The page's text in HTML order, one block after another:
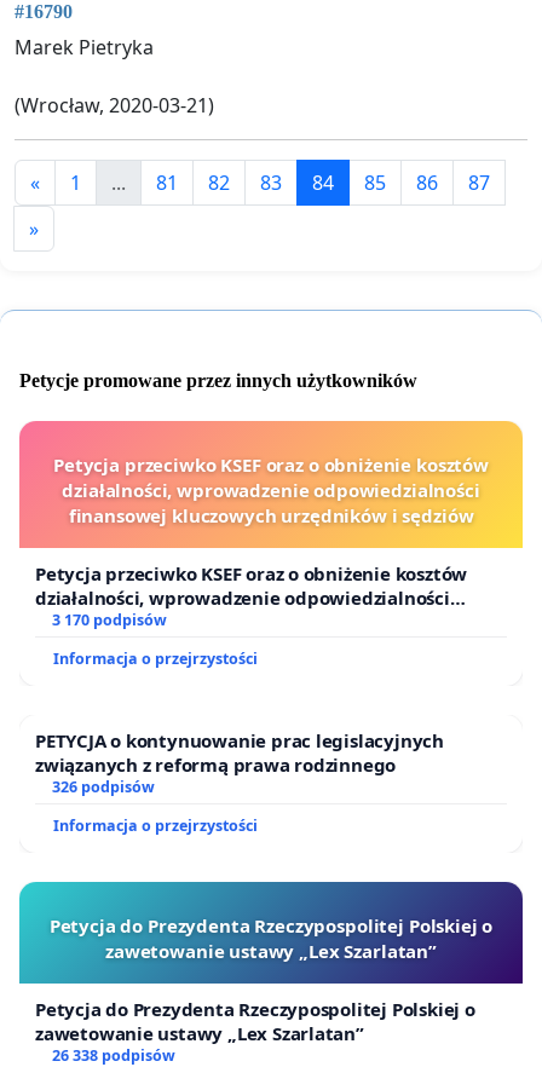
#16790
Marek Pietryka
(Wrocław, 2020-03-21)
« 1 ... 81 82 83 84 85 86
87
»
Petycje promowane przez innych użytkowników
Petycja przeciwko KSEF oraz o obniżenie kosztów
działalności, wprowadzenie odpowiedzialności
finansowej kluczowych urzędników i sędziów
Petycja przeciwko KSEF oraz o obniżenie kosztów
działalności, wprowadzenie odpowiedzialności
finansowej kluczowych urzędników i sędziów
3 170 podpisów
Informacja o przejrzystości
PETYCJA o kontynuowanie prac legislacyjnych
związanych z reformą prawa rodzinnego
326 podpisów
Informacja o przejrzystości
Petycja do Prezydenta Rzeczypospolitej Polskiej o
zawetowanie ustawy „Lex Szarlatan”
Petycja do Prezydenta Rzeczypospolitej Polskiej o
zawetowanie ustawy „Lex Szarlatan”
26 338 podpisów